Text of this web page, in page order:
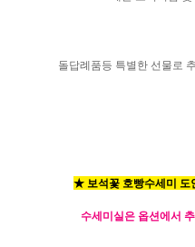
돌답례품등 특별한 선물로
★ 보석꽃 호빵수세미 도
수세미실은 옵션에서